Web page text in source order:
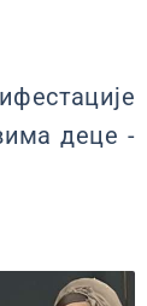
деце -